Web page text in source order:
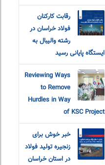
رقابت کارکنان
فولاد خراسان در
رشته والیبال به
ایستگاه پایانی رسید
Reviewing Ways
to Remove
Hurdles in Way
of KSC Project
خبر خوش برای
زنجیره تولید فولاد
در استان خراسان